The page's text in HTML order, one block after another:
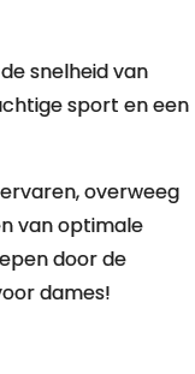
snelheid van
sport en een
overweeg
van optimale
door de
dames!